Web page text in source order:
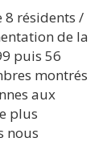
8 résidents /
de la
puis 56
montrés
aux
plus
nous